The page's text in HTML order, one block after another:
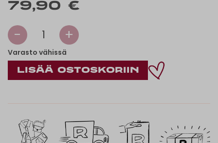
79,90 €
- 1 +
Varasto vähissä